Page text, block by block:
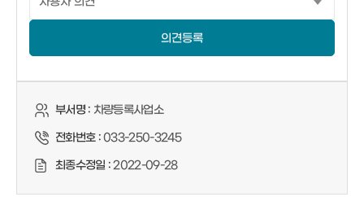
의견등록
부서명 : 차량등록사업소
전화번호 :033-250-3245
최종수정일 :2022-09-28